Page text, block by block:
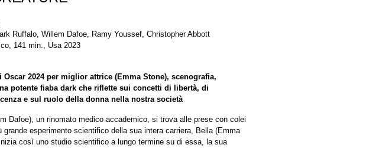
Ruffalo, Willem Dafoe, Ramy Youssef, Christopher Abbott
141 min., Usa 2023
2024 per miglior attrice (Emma Stone), scenografia,
potente fiaba dark che riflette sui concetti di libertà, di
e sul ruolo della donna nella nostra società
Dafoe), un rinomato medico accademico, si trova alle prese con colei
grande esperimento scientifico della sua intera carriera, Bella (Emma
così uno studio scientifico a lungo termine su di essa, la sua